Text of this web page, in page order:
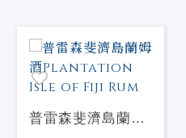
普雷森斐濟島蘭姆